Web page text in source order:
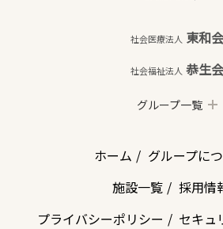
社会医療法人 東和会
社会福祉法人 恭生会
グループ一覧
ホーム
グループに
施設一覧
採用情
プライバシーポリシー
セキュ